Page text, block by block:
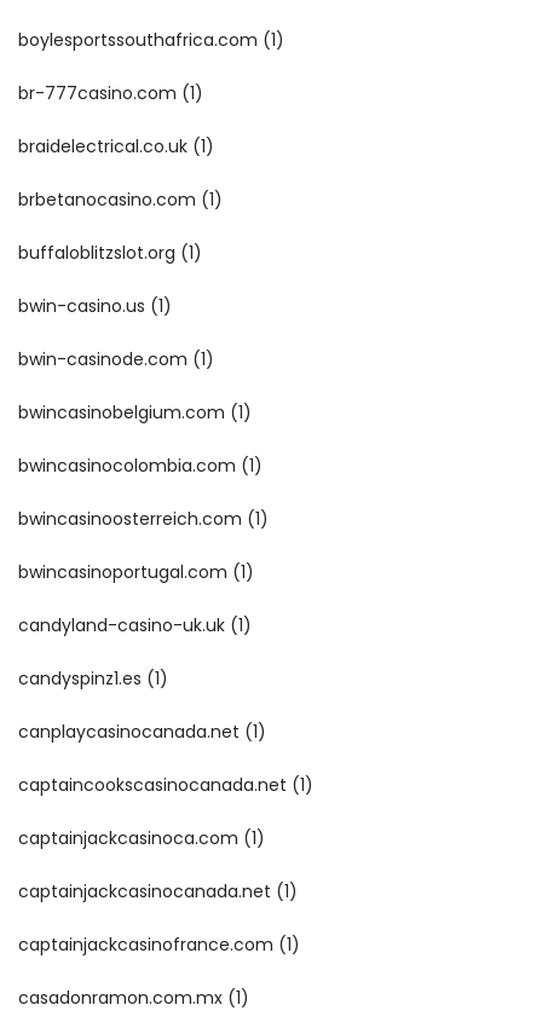
boylesportssouthafrica.com (1)
br-777casino.com (1)
braidelectrical.co.uk (1)
brbetanocasino.com (1)
buffaloblitzslot.org (1)
bwin-casino.us (1)
bwin-casinode.com (1)
bwincasinobelgium.com (1)
bwincasinocolombia.com (1)
bwincasinoosterreich.com (1)
bwincasinoportugal.com (1)
candyland-casino-uk.uk (1)
candyspinz1.es (1)
canplaycasinocanada.net (1)
captaincookscasinocanada.net (1)
captainjackcasinoca.com (1)
captainjackcasinocanada.net (1)
captainjackcasinofrance.com (1)
casadonramon.com.mx (1)